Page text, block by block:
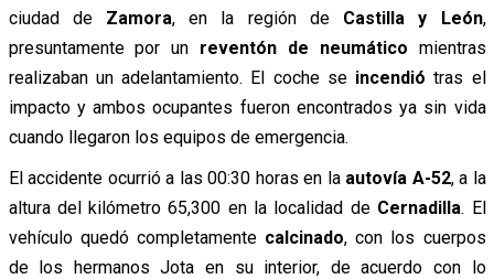
ciudad de Zamora, en la región de Castilla y León,
presuntamente por un reventón de neumático mientras
realizaban un adelantamiento. El coche se incendió tras el
impacto y ambos ocupantes fueron encontrados ya sin vida
cuando llegaron los equipos de emergencia.
El accidente ocurrió a las 00:30 horas en la autovía A-52, a la
altura del kilómetro 65,300 en la localidad de Cernadilla. El
vehículo quedó completamente calcinado, con los cuerpos
de los hermanos Jota en su interior, de acuerdo con lo